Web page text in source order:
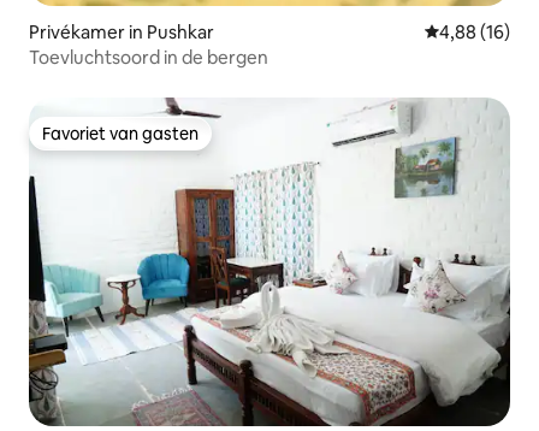
Privékamer in Pushkar Gemiddelde
4,88 (16)
Toevluchtsoord in de bergen
Favoriet van gasten
Favoriet van gasten